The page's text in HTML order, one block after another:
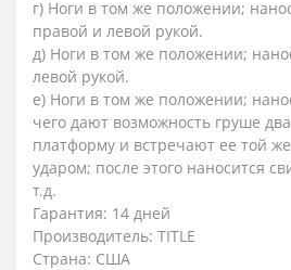
г) Ноги в том же положении;
правой и левой рукой.
д) Ноги в том же положении;
левой рукой.
е) Ноги в том же положении;
чего дают возможность груше
платформу и встречают ее той
ударом; после этого наносится
т.д.
Гарантия: 14 дней
Производитель: TITLE
Страна: США